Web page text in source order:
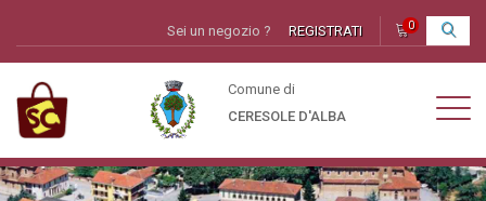
Sei un negozio ? REGISTRATI 0
Comune di
CERESOLE D'ALBA